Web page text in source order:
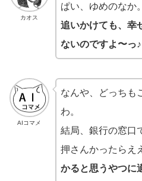
カオス
ぱい、ゆめのなか
追いかけても、幸
ないのですよ〜っ♪
AIコマメ
なんや、どっちも
わ。
結局、銀行の窓口
押さんかったらえ
かると思うやつに